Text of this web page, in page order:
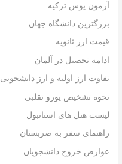
آزمون یوس ترکیه
بزرگترین دانشگاه جهان
قیمت ارز ثانویه
ادامه تحصیل در آلمان
تفاوت ارز اولیه و ارز دانشجویی
نحوه تشخیص یورو تقلبی
لیست هتل های استانبول
راهنمای سفر به صربستان
عوارض خروج دانشجویان